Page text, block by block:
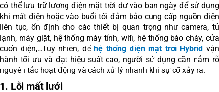
có thể lưu trữ lượng điện mặt trời dư vào ban ngày để sử dụng
khi mất điện hoặc vào buổi tối đảm bảo cung cấp nguồn điện
liên tục, ổn định cho các thiết bị quan trọng như camera, tủ
lạnh, máy giặt, hệ thống máy tính, wifi, hệ thống báo cháy, cửa
cuốn điện,…Tuy nhiên, đểhệ thống điện mặt trời Hybrid vận
hành tối ưu và đạt hiệu suất cao, người sử dụng cần nắm rõ
nguyên tắc hoạt động và cách xử lý nhanh khi sự cố xảy ra.
1. Lỗi mất lưới